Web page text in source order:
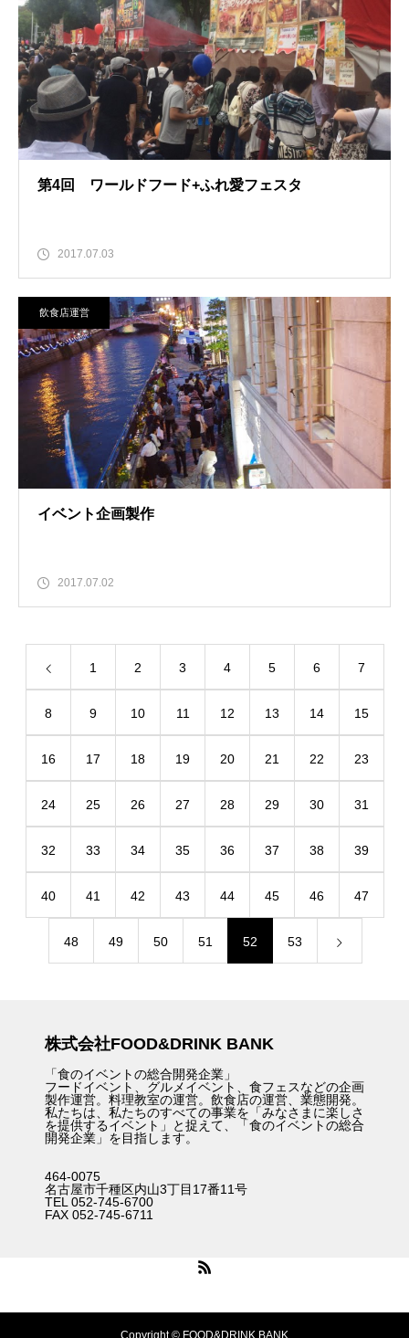
第4回 ワールドフード+ふれ愛フェスタ
2017.07.03
飲食店運営
イベント企画製作
2017.07.02
1 2 3 4 5 6 7
8 9 10 11 12 13 14 15
16 17 18 19 20 21 22 23
24 25 26 27 28 29 30 31
32 33 34 35 36 37 38 39
40 41 42 43 44 45 46 47
48 49 50 51 52 53
株式会社FOOD&DRINK BANK
「食のイベントの総合開発企業」
フードイベント、グルメイベント、食フェスなどの企画
製作運営。料理教室の運営。飲食店の運営、業態開発。
私たちは、私たちのすべての事業を「みなさまに楽しさ
を提供するイベント」と捉えて、「食のイベントの総合
開発企業」を目指します。
464-0075
名古屋市千種区内山3丁目17番11号
TEL 052-745-6700
FAX 052-745-6711
Copyright © FOOD&DRINK BANK